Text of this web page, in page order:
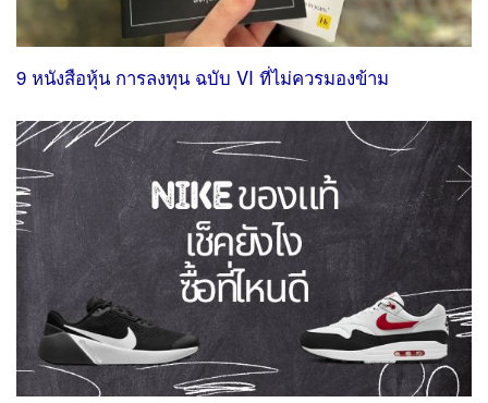
9 หนังสือหุ้น การลงทุน ฉบับ VI ที่ไม่ควรมองข้าม